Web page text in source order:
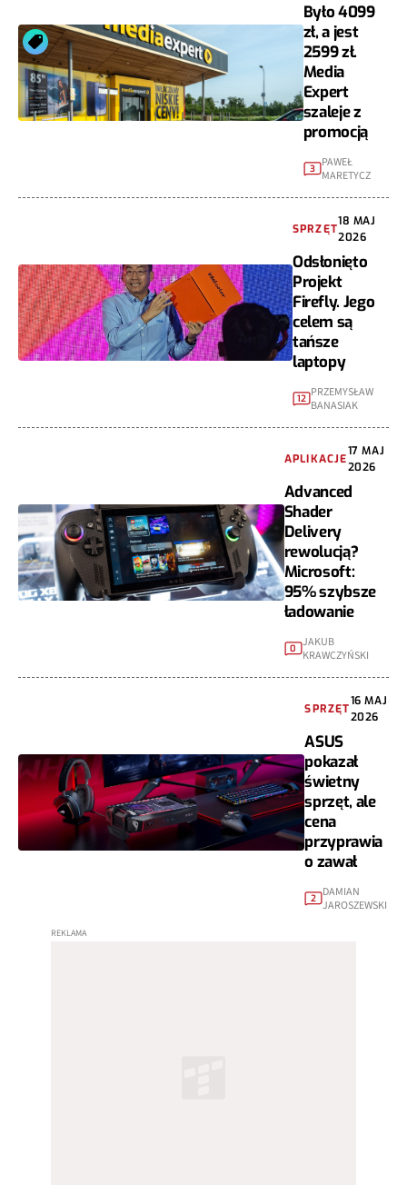
Było 4099
zł, a jest
2599 zł.
Media
Expert
szaleje z
promocją
3 PAWEŁ
MARETYCZ
SPRZĘT
18 MAJ
2026
Odsłonięto
Projekt
Firefly. Jego
celem są
tańsze
laptopy
12 PRZEMYSŁAW
BANASIAK
APLIKACJE
17 MAJ
2026
Advanced
Shader
Delivery
rewolucją?
Microsoft:
95% szybsze
ładowanie
0 JAKUB
KRAWCZYŃSKI
SPRZĘT
16 MAJ
2026
ASUS
pokazał
świetny
sprzęt, ale
cena
przyprawia
o zawał
2
DAMIAN
JAROSZEWSKI